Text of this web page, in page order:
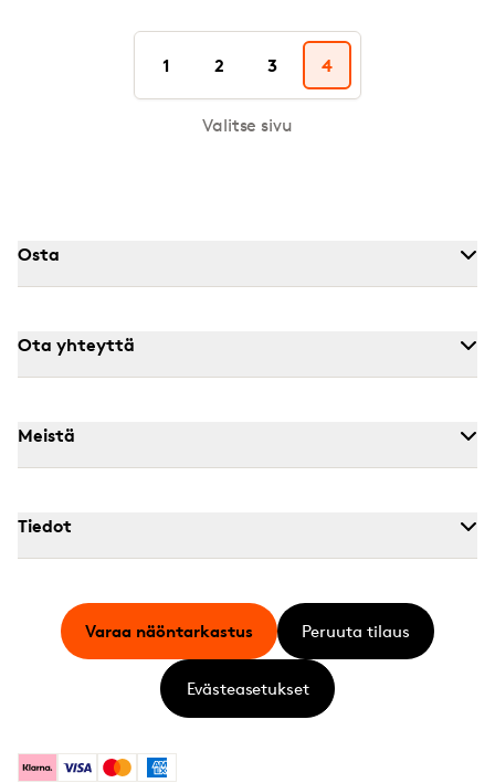
1 2 3 4
Valitse sivu
Osta
Ota yhteyttä
Meistä
Tiedot
KlarnaVisa MastercardAmerican Express
Varaa näöntarkastus Peruuta tilaus
Evästeasetukset